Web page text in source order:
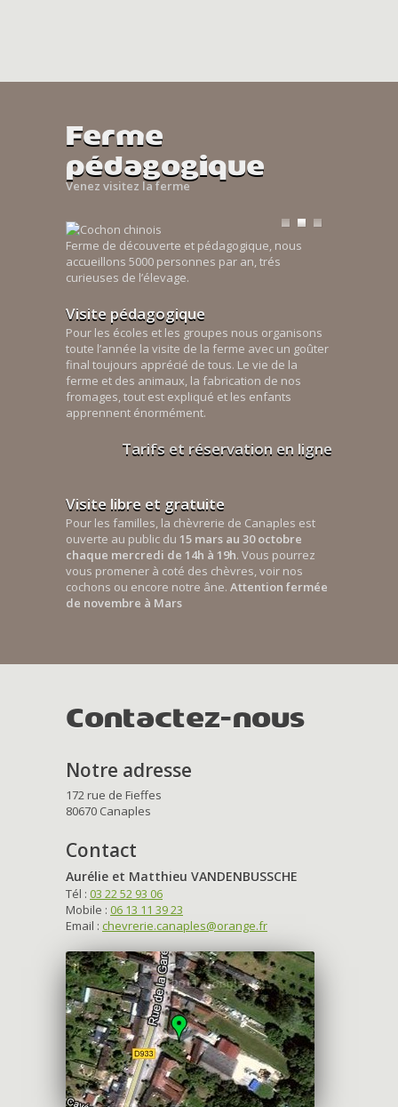
Ferme
pédagogique
Venez visitez la ferme
Ferme de découverte et pédagogique, nous
accueillons 5000 personnes par an, trés
curieuses de l’élevage.
Visite pédagogique
Pour les écoles et les groupes nous organisons
toute l’année la visite de la ferme avec un goûter
final toujours apprécié de tous. Le vie de la
ferme et des animaux, la fabrication de nos
fromages, tout est expliqué et les enfants
apprennent énormément.
Tarifs et réservation en ligne
Visite libre et gratuite
Pour les familles, la chèvrerie de Canaples est
ouverte au public du 15 mars au 30 octobre
chaque mercredi de 14h à 19h. Vous pourrez
vous promener à coté des chèvres, voir nos
cochons ou encore notre âne. Attention fermée
de novembre à Mars
Contactez-nous
Notre adresse
172 rue de Fieffes
80670 Canaples
Contact
Aurélie et Matthieu VANDENBUSSCHE
Tél : 03 22 52 93 06
Mobile : 06 13 11 39 23
Email : chevrerie.canaples@orange.fr